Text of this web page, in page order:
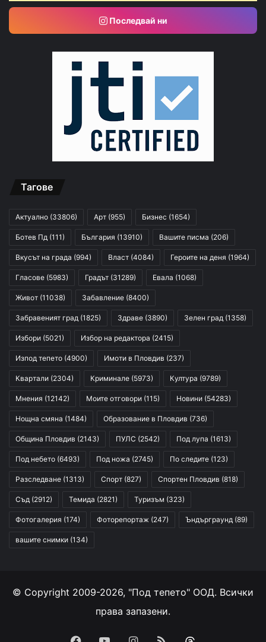
Последвай ни
Тагове
Актуално (33806) Арт (955) Бизнес (1654)
Ботев Пд (111) България (13910) Вашите писма (206)
Вкусът на града (994) Власт (4084) Героите на деня (1964)
Гласове (5983) Градът (31289) Евала (1068)
Живот (11038) Забавление (8400)
Забравеният град (1825) Здраве (3890) Зелен град (1358)
Избори (5021) Избор на редактора (2415)
Изпод тепето (4900) Имоти в Пловдив (237)
Квартали (2304) Криминале (5973) Култура (9789)
Мнения (12142) Моите отговори (115) Новини (54283)
Нощна смяна (1484) Образование в Пловдив (736)
Община Пловдив (2143) ПУЛС (2542) Под лупа (1613)
Под небето (6493) Под ножа (2745) По следите (123)
Разследване (1313) Спорт (827) Спортен Пловдив (818)
Съд (2912) Темида (2821) Туризъм (323)
Фотогалерия (174) Фоторепортаж (247) Ъндърграунд (89)
вашите снимки (134)
© Copyright 2009-2026, "Под тепето" ООД. Всички
права запазени.